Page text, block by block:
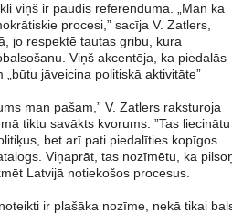
viņš ir paudis referendumā. „Man kā
procesi,” sacīja V. Zatlers,
jo respektē tautas gribu, kura
Viņš akcentēja, ka piedalās
jāveicina politiskā aktivitāte”
man pašam,” V. Zatlers raksturoja
tiktu savākts kvorums. ”Tas liecinātu
bet arī pati piedalīties kopīgos
Viņaprāt, tas nozīmētu, ka
Latvijā notiekošos procesus.
ir plašāka nozīme, nekā tikai